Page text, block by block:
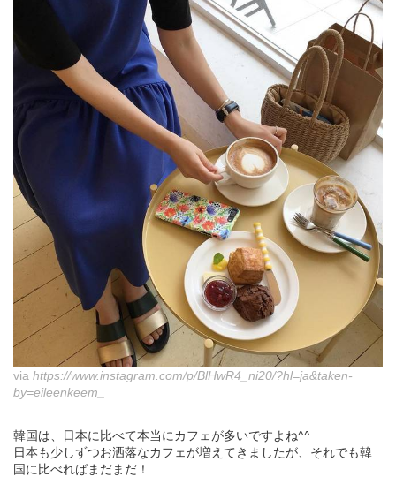
via https://www.instagram.com/p/BlHwR4_ni20/?hl=ja&taken-
by=eileenkeem_
韓国は、日本に比べて本当にカフェが多いですよね^^
日本も少しずつお洒落なカフェが増えてきましたが、それでも韓
国に比べればまだまだ！